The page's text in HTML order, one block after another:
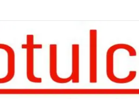
vor lua parte la Festivalul Folk Țestos